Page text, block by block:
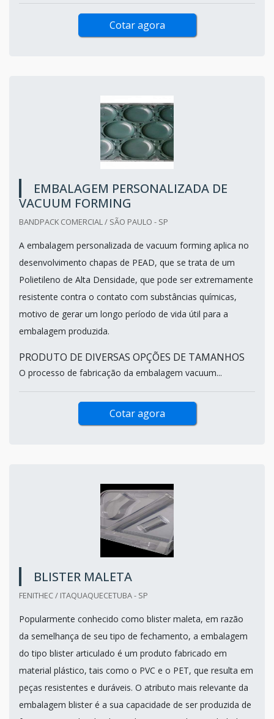
Cotar agora
EMBALAGEM PERSONALIZADA DE
VACUUM FORMING
BANDPACK COMERCIAL / SÃO PAULO - SP
A embalagem personalizada de vacuum forming aplica no
desenvolvimento chapas de PEAD, que se trata de um
Polietileno de Alta Densidade, que pode ser extremamente
resistente contra o contato com substâncias químicas,
motivo de gerar um longo período de vida útil para a
embalagem produzida.
PRODUTO DE DIVERSAS OPÇÕES DE TAMANHOS
O processo de fabricação da embalagem vacuum...
Cotar agora
BLISTER MALETA
FENITHEC / ITAQUAQUECETUBA - SP
Popularmente conhecido como blister maleta, em razão
da semelhança de seu tipo de fechamento, a embalagem
do tipo blister articulado é um produto fabricado em
material plástico, tais como o PVC e o PET, que resulta em
peças resistentes e duráveis. O atributo mais relevante da
embalagem blister é a sua capacidade de ser produzida de